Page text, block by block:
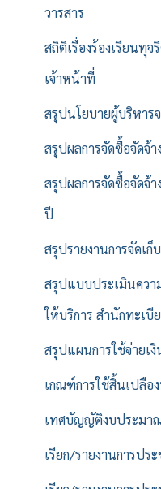
วารสาร
สถิติเรื่องร้องเรียนทุ
เจ้าหน้าที่
สรุปนโยบายผู้บริหาร
สรุปผลการจัดซื้อจัดจ้า
สรุปผลการจัดซื้อจัดจ้
ปี
สรุปรายงานการจัดเก็
สรุปแบบประเมินควา
ให้บริการ สำนักทะเบี
สรุปแผนการใช้จ่ายเ
เกณฑ์การใช้สิ้นเปลือ
เทศบัญญัติงบประมา
เรียก/รายงานการปร